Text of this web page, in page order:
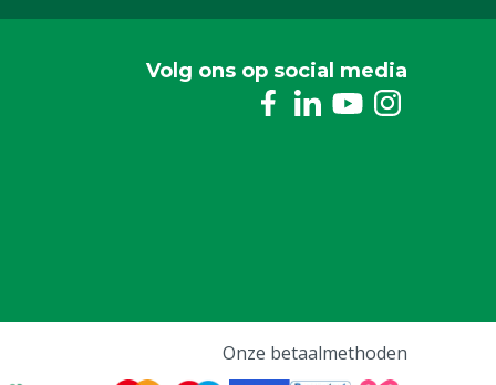
Volg ons op social media
Onze betaalmethoden